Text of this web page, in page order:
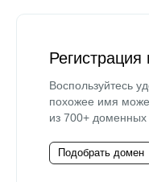
Воспользуйтесь
похожее имя
из 700+ доменных
Подобрать домен